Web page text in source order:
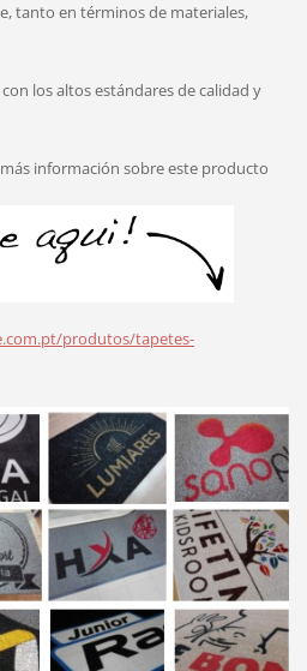
tanto en términos de materiales,
los altos estándares de calidad y
información sobre este producto
produtos/tapetes-